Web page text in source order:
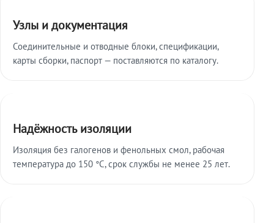
Узлы и документация
Соединительные и отводные блоки, спецификации,
карты сборки, паспорт — поставляются по каталогу.
Надёжность изоляции
Изоляция без галогенов и фенольных смол, рабочая
температура до 150 °C, срок службы не менее 25 лет.